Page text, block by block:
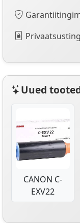
Uued
CANON C-
EXV22